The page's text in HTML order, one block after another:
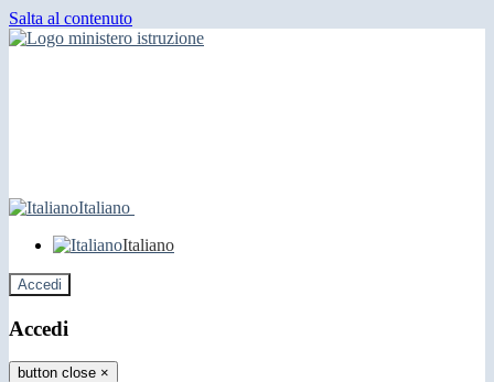
Salta al contenuto
Italiano
Italiano
Accedi
Accedi
button close ×